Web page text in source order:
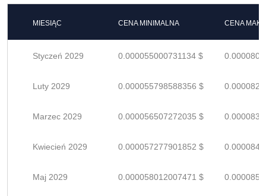
MIESIĄC CENA MINIMALNA CENA
Styczeń 2029 0.000055000731134 $
Luty 2029 0.000055798588356 $
Marzec 2029 0.000056507272035 $
Kwiecień 2029 0.000057277901852 $
Maj 2029 0.000058012007471 $